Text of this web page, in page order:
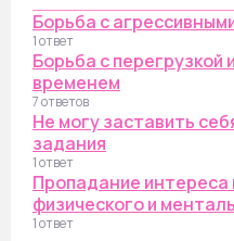
Борьба с
1 ответ
Борьба с перегрузкой
временем
7 ответов
Не могу заставить
задания
1 ответ
Пропадание интереса
физического и
1 ответ